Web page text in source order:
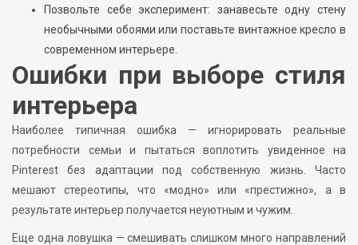
Позвольте себе эксперимент: занавесьте одну стену
необычными обоями или поставьте винтажное кресло в
современном интерьере.
Ошибки при выборе стиля
интерьера
Наиболее типичная ошибка — игнорировать реальные
потребности семьи и пытаться воплотить увиденное на
Pinterest без адаптации под собственную жизнь. Часто
мешают стереотипы, что «модно» или «престижно», а в
результате интерьер получается неуютным и чужим.
Еще одна ловушка — смешивать слишком много направлений